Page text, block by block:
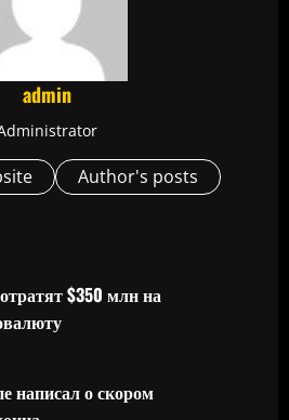
admin
Author's posts
$350 млн на
написал о скором